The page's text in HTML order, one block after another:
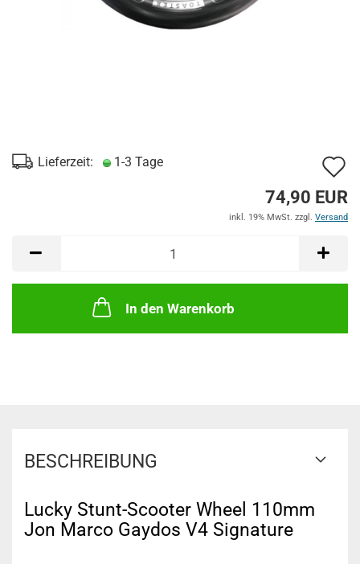
Lieferzeit: 1-3 Tage
74,90 EUR
inkl. 19% MwSt. zzgl. Versand
In den Warenkorb
BESCHREIBUNG
Lucky Stunt-Scooter Wheel 110mm
Jon Marco Gaydos V4 Signature